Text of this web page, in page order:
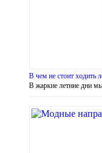
В чем не стоит ходить
В жаркие летние дни